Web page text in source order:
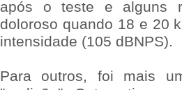
após o teste e alguns
doloroso quando 18 e 20
intensidade (105 dBNPS).
Para outros, foi mais